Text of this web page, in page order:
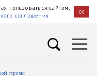
пользоваться сайтом,
соглашения OK
прозы